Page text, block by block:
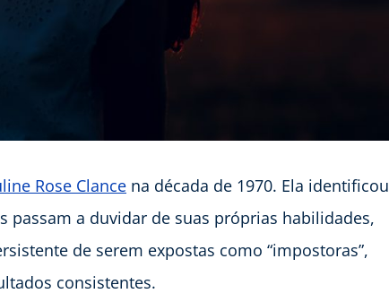
Rose Clance na década de 1970. Ela identificou
a duvidar de suas próprias habilidades,
de serem expostas como “impostoras”,
consistentes.